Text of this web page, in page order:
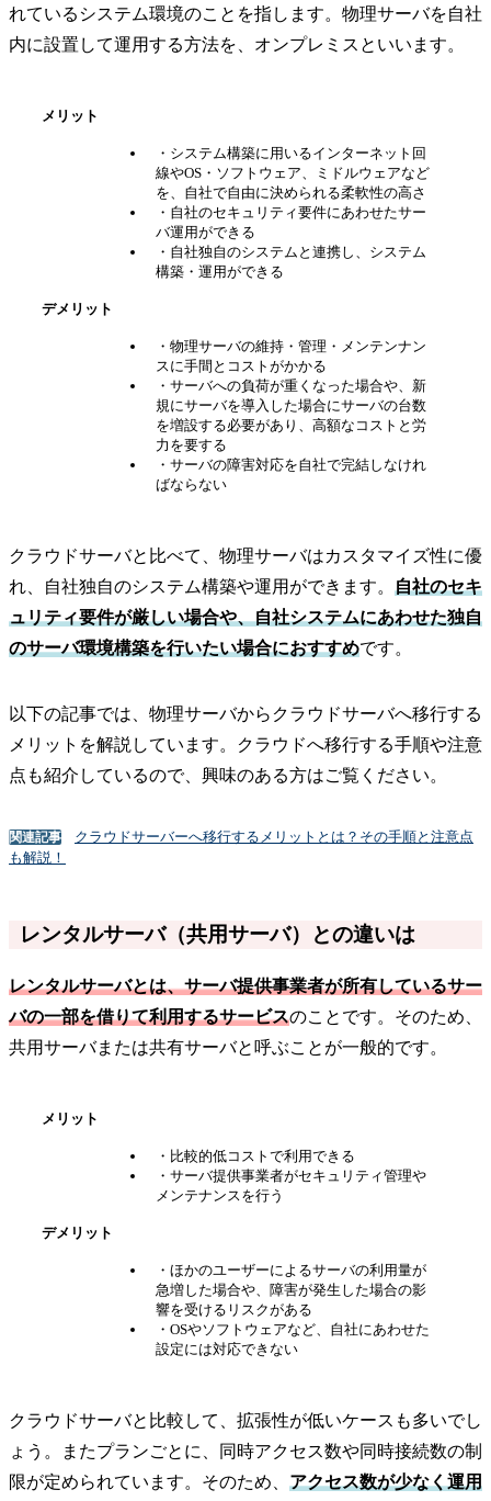
れているシステム環境のことを指します。物理サーバを自社
内に設置して運用する方法を、オンプレミスといいます。
メリット
・システム構築に用いるインターネット回
線やOS・ソフトウェア、ミドルウェアなど
を、自社で自由に決められる柔軟性の高さ
・自社のセキュリティ要件にあわせたサー
バ運用ができる
・自社独自のシステムと連携し、システム
構築・運用ができる
デメリット
・物理サーバの維持・管理・メンテンナン
スに手間とコストがかかる
・サーバへの負荷が重くなった場合や、新
規にサーバを導入した場合にサーバの台数
を増設する必要があり、高額なコストと労
力を要する
・サーバの障害対応を自社で完結しなけれ
ばならない
クラウドサーバと比べて、物理サーバはカスタマイズ性に優
れ、自社独自のシステム構築や運用ができます。 自社のセキ
ュリティ要件が厳しい場合や、自社システムにあわせた独自
のサーバ環境構築を行いたい場合におすすめです。
以下の記事では、物理サーバからクラウドサーバへ移行する
メリットを解説しています。クラウドへ移行する手順や注意
点も紹介しているので、興味のある方はご覧ください。
関連記事
クラウドサーバーへ移行するメリットとは？その手順と注意点
も解説！
レンタルサーバ（共用サーバ）との違いは
レンタルサーバとは、サーバ提供事業者が所有しているサー
バの一部を借りて利用するサービスのことです。そのため、
共用サーバまたは共有サーバと呼ぶことが一般的です。
メリット
・比較的低コストで利用できる
・サーバ提供事業者がセキュリティ管理や
メンテナンスを行う
デメリット
・ほかのユーザーによるサーバの利用量が
急増した場合や、障害が発生した場合の影
響を受けるリスクがある
・OSやソフトウェアなど、自社にあわせた
設定には対応できない
クラウドサーバと比較して、拡張性が低いケースも多いでし
ょう。またプランごとに、同時アクセス数や同時接続数の制
限が定められています。そのため、 アクセス数が少なく運用